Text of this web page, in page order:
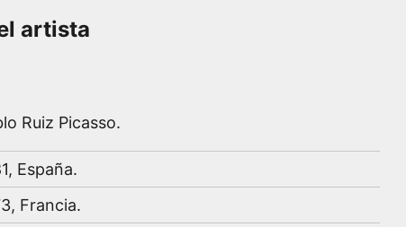
artista
Ruiz Picasso.
, España.
, Francia.